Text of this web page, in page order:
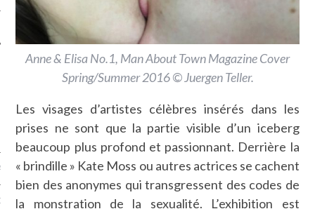
CARAVELLE
PODCAST
Anne & Elisa No.1, Man About Town Magazine Cover
Spring/Summer 2016 © Juergen Teller.
Les visages d’artistes célèbres insérés dans les
prises ne sont que la partie visible d’un iceberg
beaucoup plus profond et passionnant. Derrière la
« brindille » Kate Moss ou autres actrices se cachent
bien des anonymes qui transgressent des codes de
la monstration de la sexualité. L’exhibition est